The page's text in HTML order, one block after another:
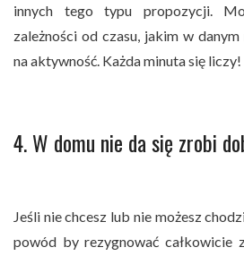
innych tego typu propozycji.
zależności od czasu, jakim w
na aktywność. Każda minuta się liczy!
4. W domu nie da się zrobi
Jeśli nie chcesz lub nie możesz
powód by rezygnować całkowicie